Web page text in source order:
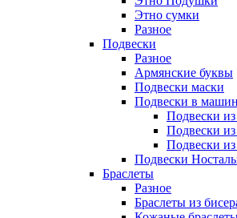
Этно сумки
Разное
Подвески
Разное
Армянские буквы
Подвески маски
Подвески в
Подвески из
Подвески из
Подвески из
Подвески
Браслеты
Разное
Браслеты из